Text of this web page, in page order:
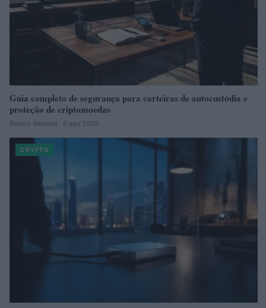
Guia completo de segurança para carteiras de autocustódia e
proteção de criptomoedas
Beatriz Almeida · 6 ago 2026
CRYPTO